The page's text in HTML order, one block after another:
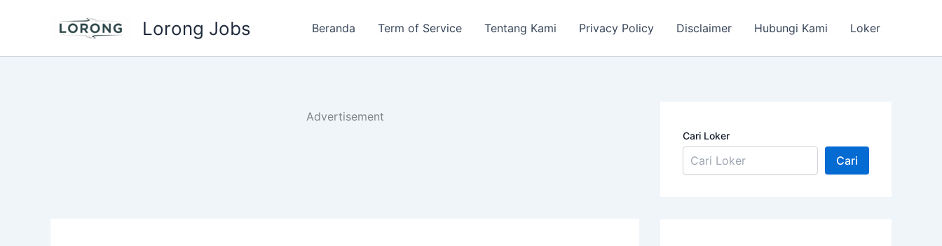
Lorong Jobs Beranda Term of Service Tentang Kami Privacy Policy Disclaimer Hubungi Kami Loker
Advertisement
Cari Loker
Cari